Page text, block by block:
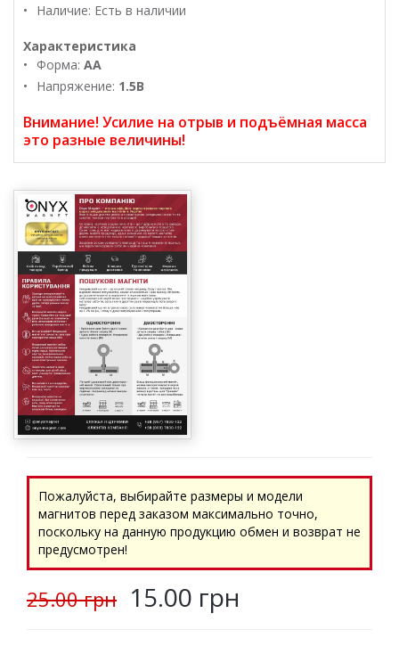
Наличие: Есть в наличии
Характеристика
Форма: AA
Напряжение: 1.5В
Внимание! Усилие на отрыв и подъёмная масса
это разные величины!
Пожалуйста, выбирайте размеры и модели
магнитов перед заказом максимально точно,
поскольку на данную продукцию обмен и возврат не
предусмотрен!
25.00 грн 15.00 грн